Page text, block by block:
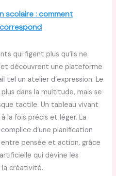
scolaire : comment
qui figent plus qu’ils ne
découvrent une plateforme
tel un atelier d’expression. Le
dans la multitude, mais se
tactile. Un tableau vivant
la fois précis et léger. La
d’une planification
pensée et action, grâce
qui devine les
la créativité.